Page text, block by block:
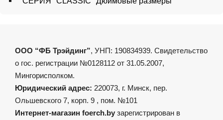
ООО “ФБ Трэйдинг”, УНП: 190834939. Свидетельство
о гос. регистрации №0128112 от 31.05.2007,
Мингорисполком.
Юридический адрес: 220073, г. Минск, пер.
Ольшевского 7, корп. 9 , пом. №101
Интернет-магазин foerch.by зарегистрирован в